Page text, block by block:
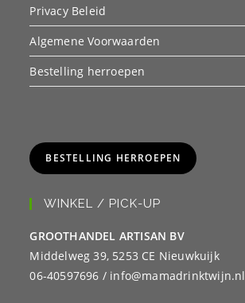
Privacy Beleid
Algemene Voorwaarden
Bestelling herroepen
BESTELLING HERROEPEN
WINKEL / PICK-UP
GROOTHANDEL ARTISAN BV
Middelweg 39, 5253 CE Nieuwkuijk
06-40597696 / info@mamadrinktwijn.nl